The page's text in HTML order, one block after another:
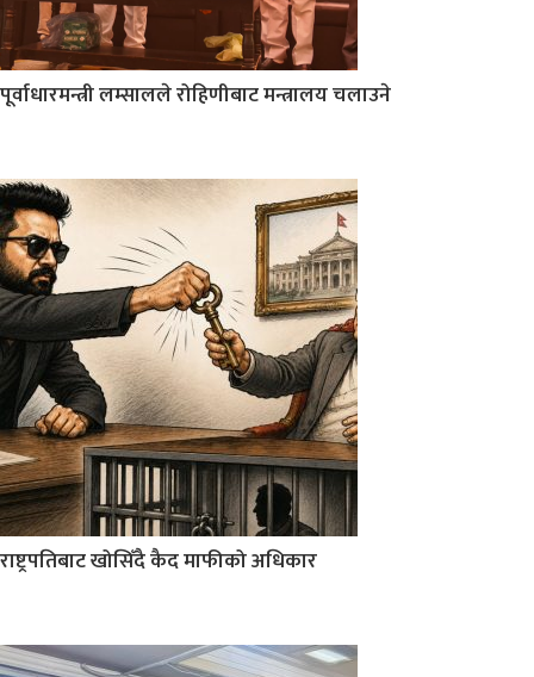
पूर्वाधारमन्त्री लम्सालले रोहिणीबाट मन्त्रालय चलाउने
राष्ट्रपतिबाट खोसिँदै कैद माफीको अधिकार